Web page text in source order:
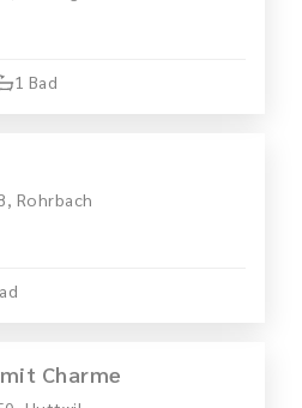
1 Bad
Rohrbach
Charme